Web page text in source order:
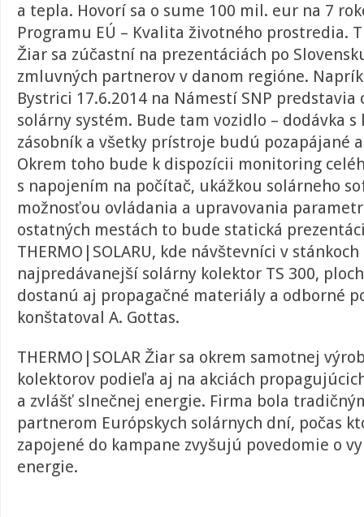
a tepla. Hovorí sa o sume 100 mil. eur na 7
Programu EÚ – Kvalita životného prostredia.
Žiar sa zúčastní na prezentáciách po
zmluvných partnerov v danom regióne.
Bystrici 17.6.2014 na Námestí SNP predstavia
solárny systém. Bude tam vozidlo – dodávka
zásobník a všetky prístroje budú pozapájané
Okrem toho bude k dispozícii monitoring
s napojením na počítač, ukážkou solárneho
možnosťou ovládania a upravovania
ostatných mestách to bude statická
THERMO|SOLARU, kde návštevníci v
najpredávanejší solárny kolektor TS 300,
dostanú aj propagačné materiály a odborné
konštatoval A. Gottas.
THERMO|SOLAR Žiar sa okrem samotnej
kolektorov podieľa aj na akciách
a zvlášť slnečnej energie. Firma bola
partnerom Európskych solárnych dní, počas
zapojené do kampane zvyšujú povedomie o
energie.